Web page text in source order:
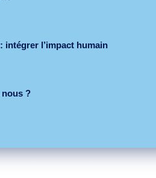
intégrer l’impact humain
nous ?